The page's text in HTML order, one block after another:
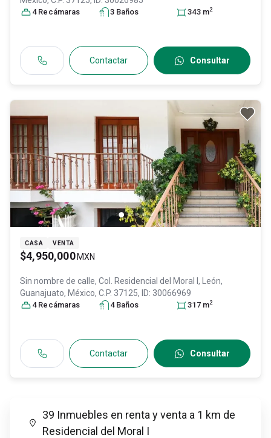
4 Recámaras 3 Baños 343 m2
Contactar Consultar
CASA VENTA
$4,950,000 MXN
Sin nombre de calle, Col. Residencial del Moral I, León,
Guanajuato, México, C.P. 37125, ID: 30066969
4 Recámaras 4 Baños 317 m2
Contactar Consultar
39 Inmuebles en renta y venta a 1 km de
Residencial del Moral I